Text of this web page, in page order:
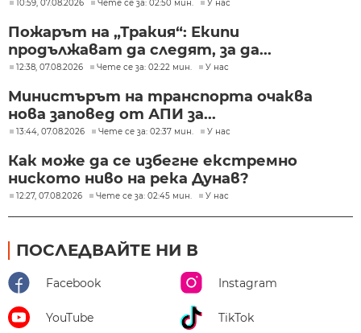
10:59, 07.08.2026 Чете се за: 02:50 мин. У нас
Пожарът на „Тракия“: Екипи
продължават да следят, за да...
12:38, 07.08.2026 Чете се за: 02:22 мин. У нас
Министърът на транспорта очаква
нова заповед от АПИ за...
13:44, 07.08.2026 Чете се за: 02:37 мин. У нас
Как може да се избегне екстремно
ниското ниво на река Дунав?
12:27, 07.08.2026 Чете се за: 02:45 мин. У нас
ПОСЛЕДВАЙТЕ НИ В
Facebook Instagram
YouTube TikTok